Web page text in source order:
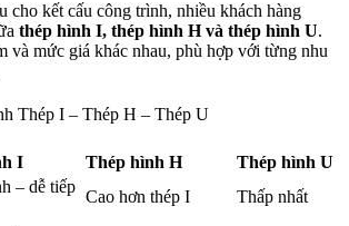
cho kết cấu công trình, nhiều khách hàng
thép hình I, thép hình H và thép hình U.
và mức giá khác nhau, phù hợp với từng nhu
Thép I – Thép H – Thép U
I Thép hình H
Thép hình U
– dễ tiếp
Cao hơn thép I
Thấp nhất